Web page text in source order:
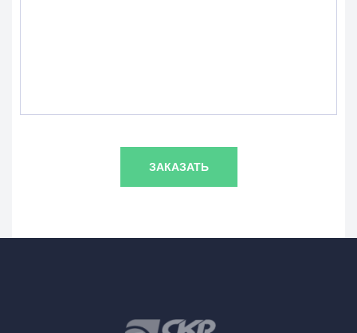
ЗАКАЗАТЬ